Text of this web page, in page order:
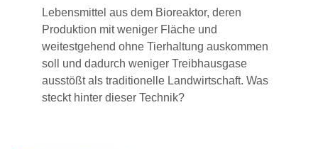
Lebensmittel aus dem Bioreaktor, deren
Produktion mit weniger Fläche und
weitestgehend ohne Tierhaltung auskommen
soll und dadurch weniger Treibhausgase
ausstößt als traditionelle Landwirtschaft. Was
steckt hinter dieser Technik?